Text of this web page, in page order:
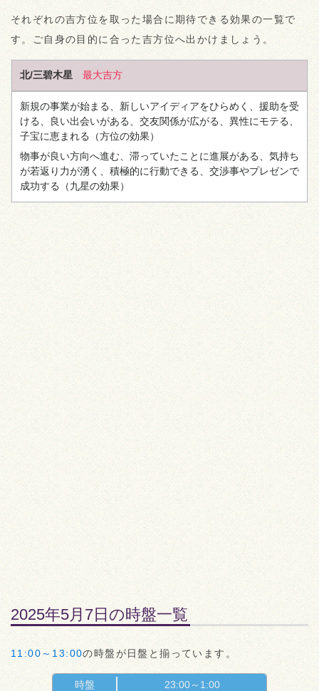
それぞれの吉方位を取った場合に期待できる効果の一覧で
す。ご自身の目的に合った吉方位へ出かけましょう。
北/三碧木星 最大吉方
新規の事業が始まる、新しいアイディアをひらめく、援助を受
ける、良い出会いがある、交友関係が広がる、異性にモテる、
子宝に恵まれる （方位の効果）
物事が良い方向へ進む、滞っていたことに進展がある、気持ち
が若返り力が湧く、積極的に行動できる、交渉事やプレゼンで
成功する （九星の効果）
2025年5月7日の時盤一覧
11:00～13:00の時盤が日盤と揃っています。
時盤 23:00～1:00